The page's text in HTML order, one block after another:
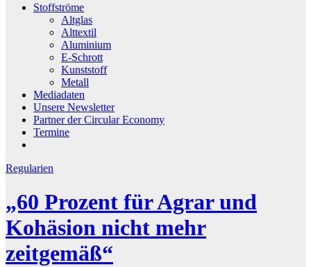
Stoffströme
Altglas
Alttextil
Aluminium
E-Schrott
Kunststoff
Metall
Mediadaten
Unsere Newsletter
Partner der Circular Economy
Termine
Regularien
„60 Prozent für Agrar und
Kohäsion nicht mehr
zeitgemäß“